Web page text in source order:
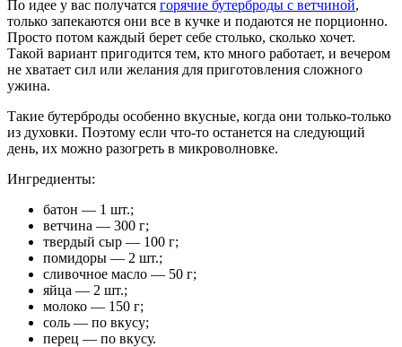
По идее у вас получатся горячие бутерброды с ветчиной,
только запекаются они все в кучке и подаются не порционно.
Просто потом каждый берет себе столько, сколько хочет.
Такой вариант пригодится тем, кто много работает, и вечером
не хватает сил или желания для приготовления сложного
ужина.
Такие бутерброды особенно вкусные, когда они только-только
из духовки. Поэтому если что-то останется на следующий
день, их можно разогреть в микроволновке.
Ингредиенты:
батон — 1 шт.;
ветчина — 300 г;
твердый сыр — 100 г;
помидоры — 2 шт.;
сливочное масло — 50 г;
яйца — 2 шт.;
молоко — 150 г;
соль — по вкусу;
перец — по вкусу.